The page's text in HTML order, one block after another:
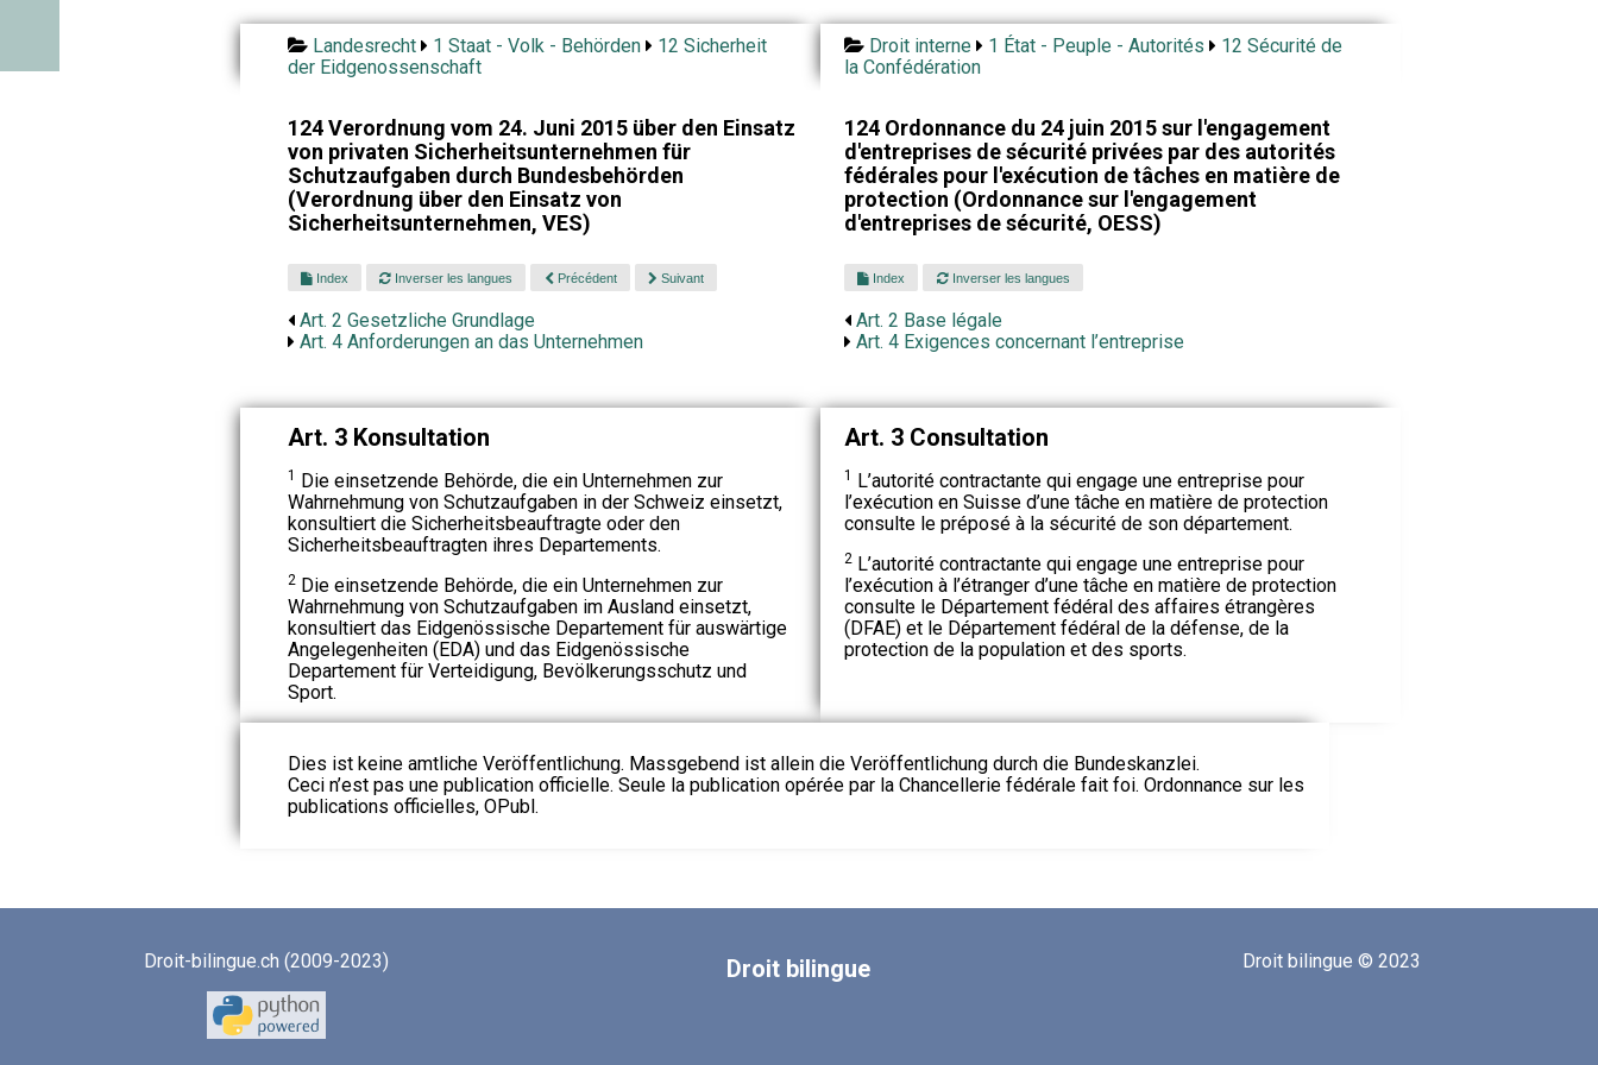
Landesrecht 1 Staat - Volk - Behörden
12 Sicherheit
der Eidgenossenschaft
Droit interne 1 État - Peuple - Autorités
12 Sécurité de
la Confédération
124 Verordnung vom 24. Juni 2015 über den Einsatz
von privaten Sicherheitsunternehmen für
Schutzaufgaben durch Bundesbehörden
(Verordnung über den Einsatz von
Sicherheitsunternehmen, VES)
124 Ordonnance du 24 juin 2015 sur l'engagement
d'entreprises de sécurité privées par des autorités
fédérales pour l'exécution de tâches en matière de
protection (Ordonnance sur l'engagement
d'entreprises de sécurité, OESS)
Index Inverser les langues Précédent Suivant
Art. 2 Gesetzliche Grundlage
Art. 4 Anforderungen an das Unternehmen
Index Inverser les langues
Art. 2 Base légale
Art. 4 Exigences concernant l’entreprise
Art. 3 Konsultation
1 Die einsetzende Behörde, die ein Unternehmen zur
Wahrnehmung von Schutzaufgaben in der Schweiz einsetzt,
konsultiert die Sicherheitsbeauftragte oder den
Sicherheitsbeauftragten ihres Departements.
2Die einsetzende Behörde, die ein Unternehmen zur
Wahrnehmung von Schutzaufgaben im Ausland einsetzt,
konsultiert das Eidgenössische Departement für auswärtige
Angelegenheiten (EDA) und das Eidgenössische
Departement für Verteidigung, Bevölkerungsschutz und
Sport.
Art. 3 Consultation
1 L’autorité contractante qui engage une entreprise pour
l’exécution en Suisse d’une tâche en matière de protection
consulte le préposé à la sécurité de son département.
2L’autorité contractante qui engage une entreprise pour
l’exécution à l’étranger d’une tâche en matière de protection
consulte le Département fédéral des affaires étrangères
(DFAE) et le Département fédéral de la défense, de la
protection de la population et des sports.
Dies ist keine amtliche Veröffentlichung. Massgebend ist allein die Veröffentlichung durch die Bundeskanzlei.
Ceci n’est pas une publication officielle. Seule la publication opérée par la Chancellerie fédérale fait foi. Ordonnance sur les
publications officielles, OPubl.
Droit-bilingue.ch (2009-2023) Droit bilingue Droit bilingue © 2023